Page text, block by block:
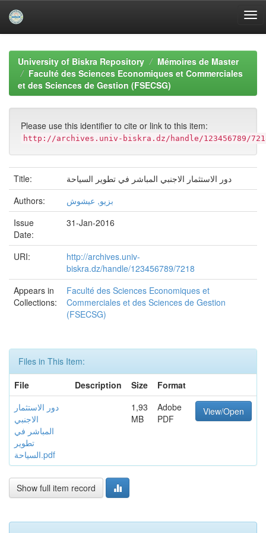
navigationUniversity of Biskra Repository
Mémoires de Master
Faculté des Sciences Economiques et Commerciales
et des Sciences de Gestion (FSECSG)
Please use this identifier to cite or link to this item:
http://archives.univ-biskra.dz/handle/123456789/
Title:
دور الاستثمار الاجنبي المباشر في تطوير السياحة
Authors:
بزيو, عيشوش
Issue
Date:
31-Jan-2016
URI:
http://archives.univ-
biskra.dz/handle/123456789/7218
Appears in
Collections:
Faculté des Sciences Economiques et
Commerciales et des Sciences de Gestion
(FSECSG)
Files in This Item:
File
Description Size
Format
دور الاستثمار
الاجنبي
المباشر في
تطوير
السياحة.pdf
1,93
MB
Adobe
PDF
View/Open
Show full item record